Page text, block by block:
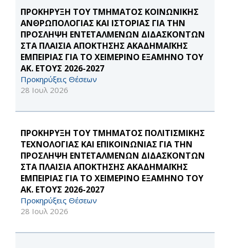
ΠΡΟΚΗΡΥΞΗ ΤΟΥ ΤΜΗΜΑΤΟΣ ΚΟΙΝΩΝΙΚΗΣ
ΑΝΘΡΩΠΟΛΟΓΙΑΣ ΚΑΙ ΙΣΤΟΡΙΑΣ ΓΙΑ ΤΗΝ
ΠΡΟΣΛΗΨΗ ΕΝΤΕΤΑΛΜΕΝΩΝ ΔΙΔΑΣΚΟΝΤΩΝ
ΣΤΑ ΠΛΑΙΣΙΑ ΑΠΟΚΤΗΣΗΣ ΑΚΑΔΗΜΑΪΚΗΣ
ΕΜΠΕΙΡΙΑΣ ΓΙΑ ΤΟ ΧΕΙΜΕΡΙΝΟ ΕΞΑΜΗΝΟ ΤΟΥ
ΑΚ. ΕΤΟΥΣ 2026-2027
Προκηρύξεις Θέσεων
28 Ιουλ 2026
ΠΡΟΚΗΡΥΞΗ ΤΟΥ ΤΜΗΜΑΤΟΣ ΠΟΛΙΤΙΣΜΙΚΗΣ
ΤΕΧΝΟΛΟΓΙΑΣ ΚΑΙ ΕΠΙΚΟΙΝΩΝΙΑΣ ΓΙΑ ΤΗΝ
ΠΡΟΣΛΗΨΗ ΕΝΤΕΤΑΛΜΕΝΩΝ ΔΙΔΑΣΚΟΝΤΩΝ
ΣΤΑ ΠΛΑΙΣΙΑ ΑΠΟΚΤΗΣΗΣ ΑΚΑΔΗΜΑΪΚΗΣ
ΕΜΠΕΙΡΙΑΣ ΓΙΑ ΤΟ ΧΕΙΜΕΡΙΝΟ ΕΞΑΜΗΝΟ ΤΟΥ
ΑΚ. ΕΤΟΥΣ 2026-2027
Προκηρύξεις Θέσεων
28 Ιουλ 2026